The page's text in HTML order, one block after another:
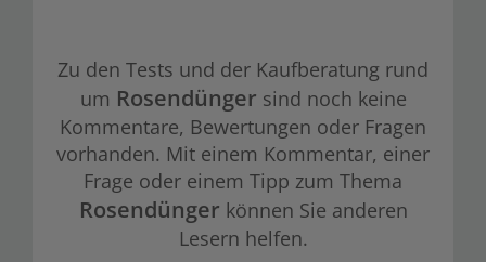
Zu den Tests und der Kaufberatung rund
um Rosendünger sind noch keine
Kommentare, Bewertungen oder Fragen
vorhanden. Mit einem Kommentar, einer
Frage oder einem Tipp zum Thema
Rosendünger können Sie anderen
Lesern helfen.